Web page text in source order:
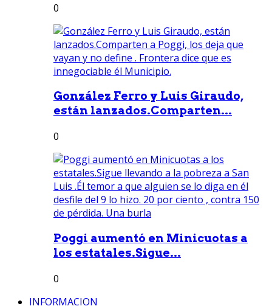
0
González Ferro y Luis Giraudo,
están lanzados.Comparten...
0
Poggi aumentó en Minicuotas a
los estatales.Sigue...
0
INFORMACION